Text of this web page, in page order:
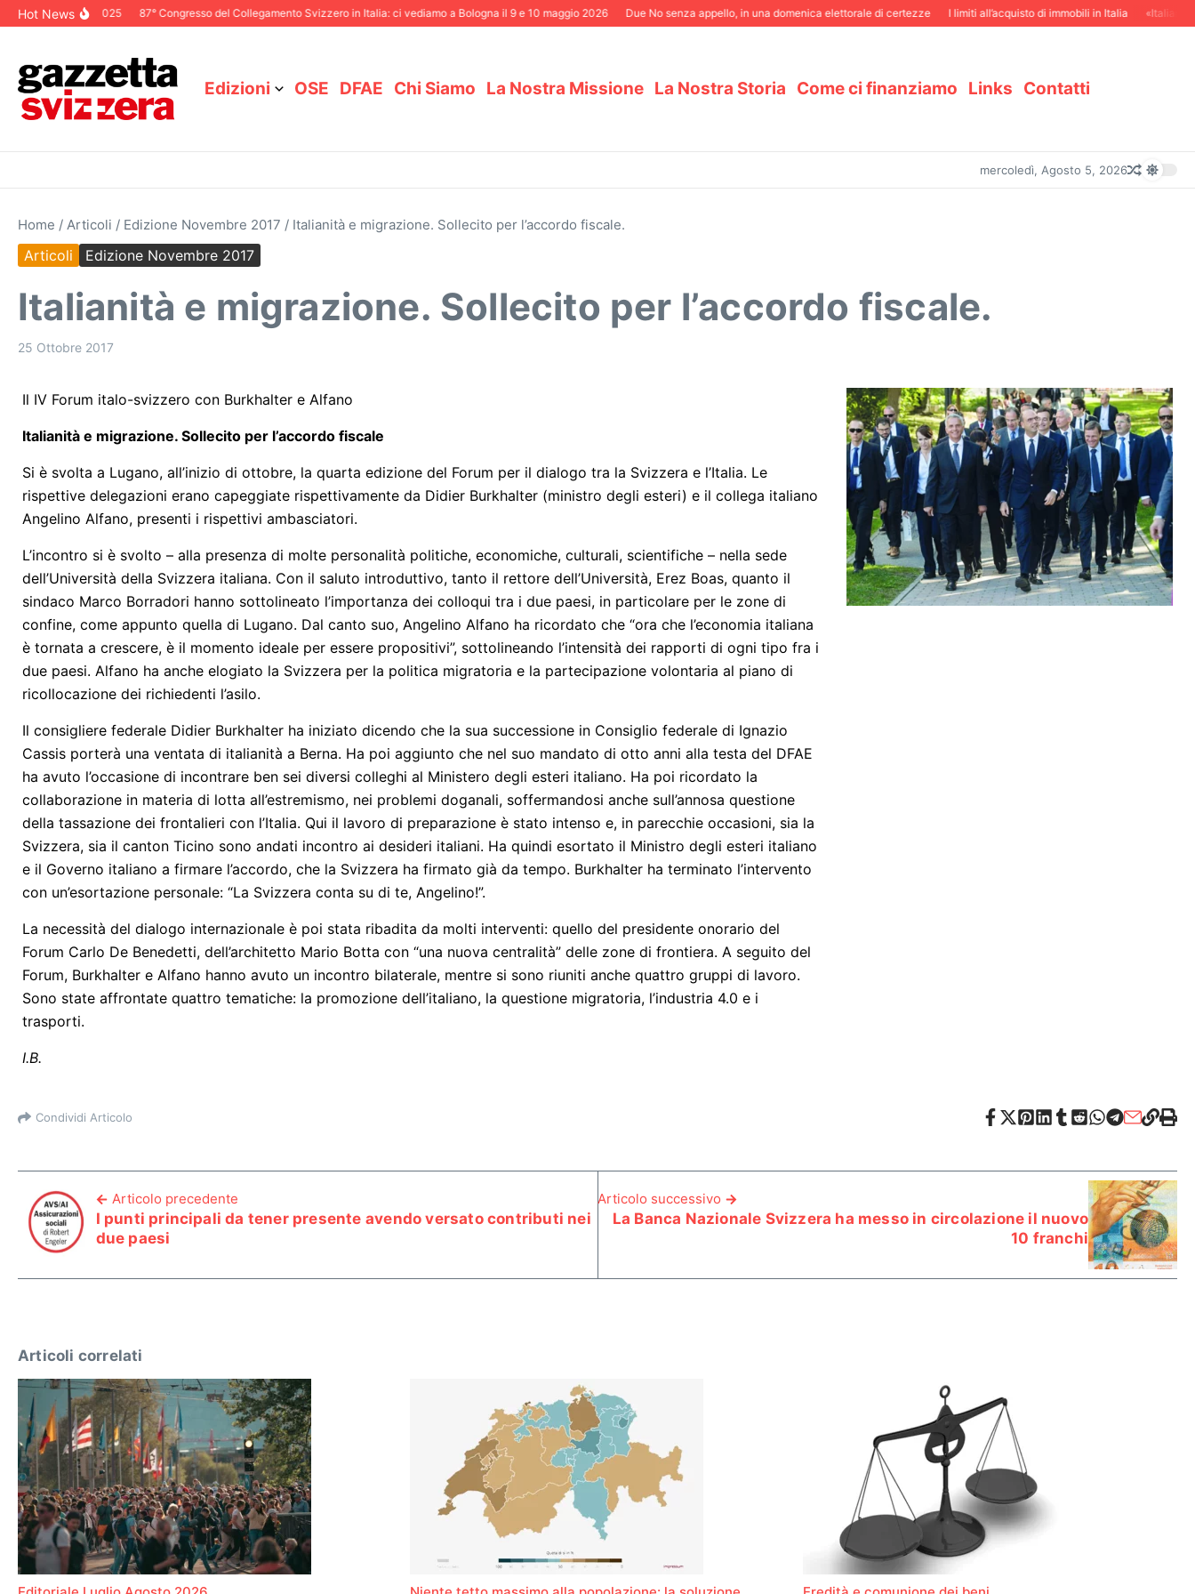
Salta al contenuto
Hot News
Dicembre 2025 87° Congresso del Collegamento Svizzero in Italia: ci vediamo a Bologna il 9 e 10 maggio 2026 Due No senza appello, in una domenica elettorale di certezze I limiti all’acquisto di immobili in Italia «Italiani in
Edizioni OSE DFAE Chi Siamo La Nostra Missione La Nostra Storia Come ci finanziamo Links Contatti
mercoledì, Agosto 5, 2026
Home / Articoli / Edizione Novembre 2017 / Italianità e migrazione. Sollecito per l’accordo fiscale.
Articoli Edizione Novembre 2017
Italianità e migrazione. Sollecito per l’accordo fiscale.
25 Ottobre 2017
Il IV Forum italo-svizzero con Burkhalter e Alfano
Italianità e migrazione. Sollecito per l’accordo fiscale
Si è svolta a Lugano, all’inizio di ottobre, la quarta edizione del Forum per il dialogo tra la Svizzera e l’Italia. Le
rispettive delegazioni erano capeggiate rispettivamente da Didier Burkhalter (ministro degli esteri) e il collega italiano
Angelino Alfano, presenti i rispettivi ambasciatori.
L’incontro si è svolto – alla presenza di molte personalità politiche, economiche, culturali, scientifiche – nella sede
dell’Università della Svizzera italiana. Con il saluto introduttivo, tanto il rettore dell’Università, Erez Boas, quanto il
sindaco Marco Borradori hanno sottolineato l’importanza dei colloqui tra i due paesi, in particolare per le zone di
confine, come appunto quella di Lugano. Dal canto suo, Angelino Alfano ha ricordato che “ora che l’economia italiana
è tornata a crescere, è il momento ideale per essere propositivi”, sottolineando l’intensità dei rapporti di ogni tipo fra i
due paesi. Alfano ha anche elogiato la Svizzera per la politica migratoria e la partecipazione volontaria al piano di
ricollocazione dei richiedenti l’asilo.
Il consigliere federale Didier Burkhalter ha iniziato dicendo che la sua successione in Consiglio federale di Ignazio
Cassis porterà una ventata di italianità a Berna. Ha poi aggiunto che nel suo mandato di otto anni alla testa del DFAE
ha avuto l’occasione di incontrare ben sei diversi colleghi al Ministero degli esteri italiano. Ha poi ricordato la
collaborazione in materia di lotta all’estremismo, nei problemi doganali, soffermandosi anche sull’annosa questione
della tassazione dei frontalieri con l’Italia. Qui il lavoro di preparazione è stato intenso e, in parecchie occasioni, sia la
Svizzera, sia il canton Ticino sono andati incontro ai desideri italiani. Ha quindi esortato il Ministro degli esteri italiano
e il Governo italiano a firmare l’accordo, che la Svizzera ha firmato già da tempo. Burkhalter ha terminato l’intervento
con un’esortazione personale: “La Svizzera conta su di te, Angelino!”.
La necessità del dialogo internazionale è poi stata ribadita da molti interventi: quello del presidente onorario del
Forum Carlo De Benedetti, dell’architetto Mario Botta con “una nuova centralità” delle zone di frontiera. A seguito del
Forum, Burkhalter e Alfano hanno avuto un incontro bilaterale, mentre si sono riuniti anche quattro gruppi di lavoro.
Sono state affrontate quattro tematiche: la promozione dell’italiano, la questione migratoria, l’industria 4.0 e i
trasporti.
I.B.
Condividi Articolo
Articolo precedente
I punti principali da tener presente avendo versato contributi nei
due paesi
Articolo successivo
La Banca Nazionale Svizzera ha messo in circolazione il nuovo
10 franchi
Articoli correlati